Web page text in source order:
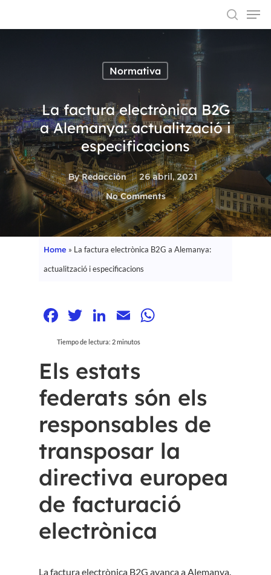
Hit enter to search or ESC to close
Normativa
La factura electrònica B2G
a Alemanya: actualització i
especificacions
ByRedacción
26 abril, 2021
No Comments
Home » La factura electrònica B2G a Alemanya:
actualització i especificacions
Facebook
Twitter
LinkedIn
Email
Tiempo de lectura: 2minutos
Els estats
federats són els
responsables de
transposar la
directiva europea
de facturació
electrònica
La factura electrònica B2G avança a Alemanya.